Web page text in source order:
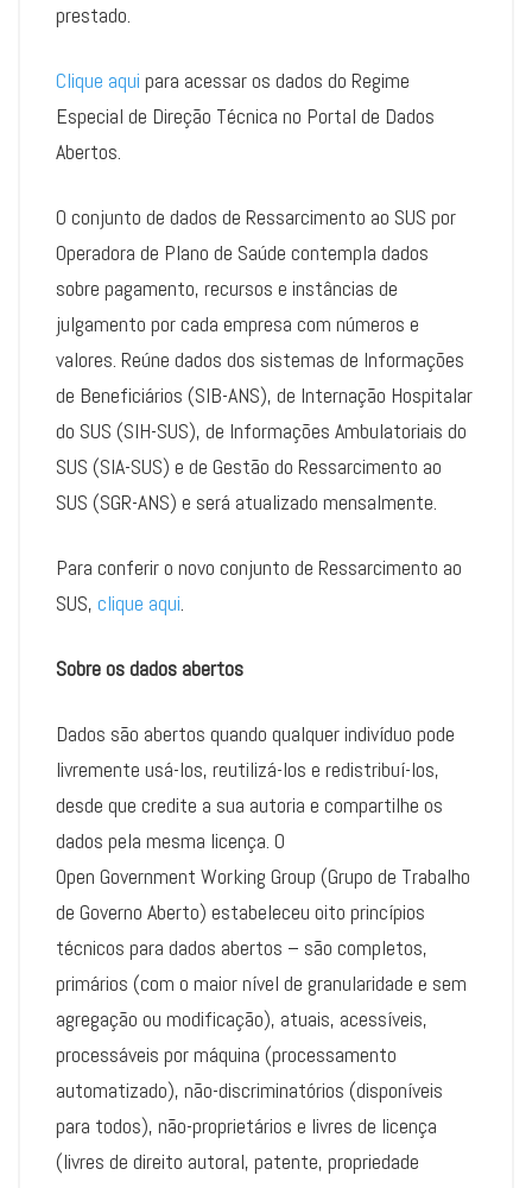
prestado.
Clique aqui para acessar os dados do Regime
Especial de Direção Técnica no Portal de Dados
Abertos.
O conjunto de dados de Ressarcimento ao SUS por
Operadora de Plano de Saúde contempla dados
sobre pagamento, recursos e instâncias de
julgamento por cada empresa com números e
valores. Reúne dados dos sistemas de Informações
de Beneficiários (SIB-ANS), de Internação Hospitalar
do SUS (SIH-SUS), de Informações Ambulatoriais do
SUS (SIA-SUS) e de Gestão do Ressarcimento ao
SUS (SGR-ANS) e será atualizado mensalmente.
Para conferir o novo conjunto de Ressarcimento ao
SUS, clique aqui.
Sobre os dados abertos
Dados são abertos quando qualquer indivíduo pode
livremente usá-los, reutilizá-los e redistribuí-los,
desde que credite a sua autoria e compartilhe os
dados pela mesma licença. O
Open Government Working Group (Grupo de Trabalho
de Governo Aberto) estabeleceu oito princípios
técnicos para dados abertos – são completos,
primários (com o maior nível de granularidade e sem
agregação ou modificação), atuais, acessíveis,
processáveis por máquina (processamento
automatizado), não-discriminatórios (disponíveis
para todos), não-proprietários e livres de licença
(livres de direito autoral, patente, propriedade